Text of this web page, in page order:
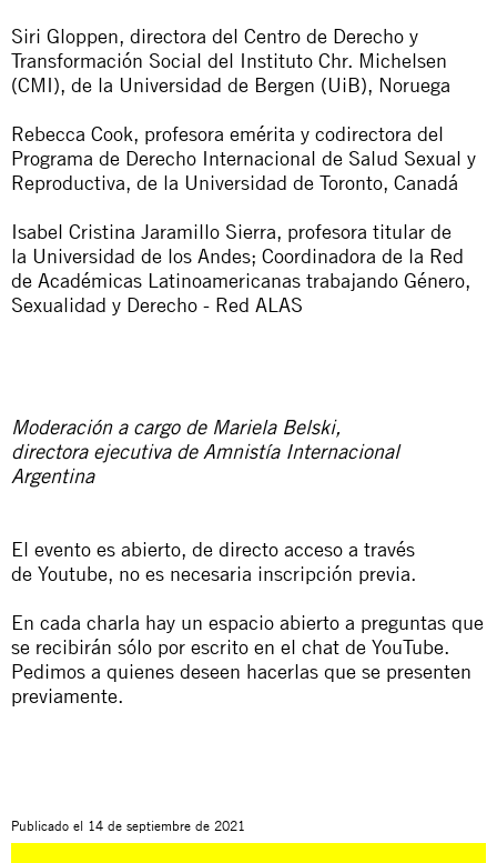
Siri Gloppen, directora del Centro de Derecho y
Transformación Social del Instituto Chr. Michelsen
(CMI), de la Universidad de Bergen (UiB), Noruega
Rebecca Cook, profesora emérita y codirectora del
Programa de Derecho Internacional de Salud Sexual y
Reproductiva, de la Universidad de Toronto, Canadá
Isabel Cristina Jaramillo Sierra, profesora titular de
la Universidad de los Andes; Coordinadora de la Red
de Académicas Latinoamericanas trabajando Género,
Sexualidad y Derecho - Red ALAS
Moderación a cargo de Mariela Belski,
directora ejecutiva de Amnistía Internacional
Argentina
El evento es abierto, de directo acceso a través
de Youtube, no es necesaria inscripción previa.
En cada charla hay un espacio abierto a preguntas que
se recibirán sólo por escrito en el chat de YouTube.
Pedimos a quienes deseen hacerlas que se presenten
previamente.
Publicado el 14 de septiembre de 2021